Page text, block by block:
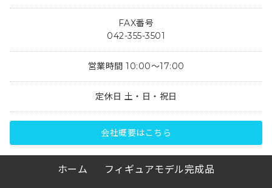
FAX番号
042-355-3501
営業時間 10:00～17:00
定休日 土・日・祝日
会社概要はこちら
ホーム フィギュアモデル完成品